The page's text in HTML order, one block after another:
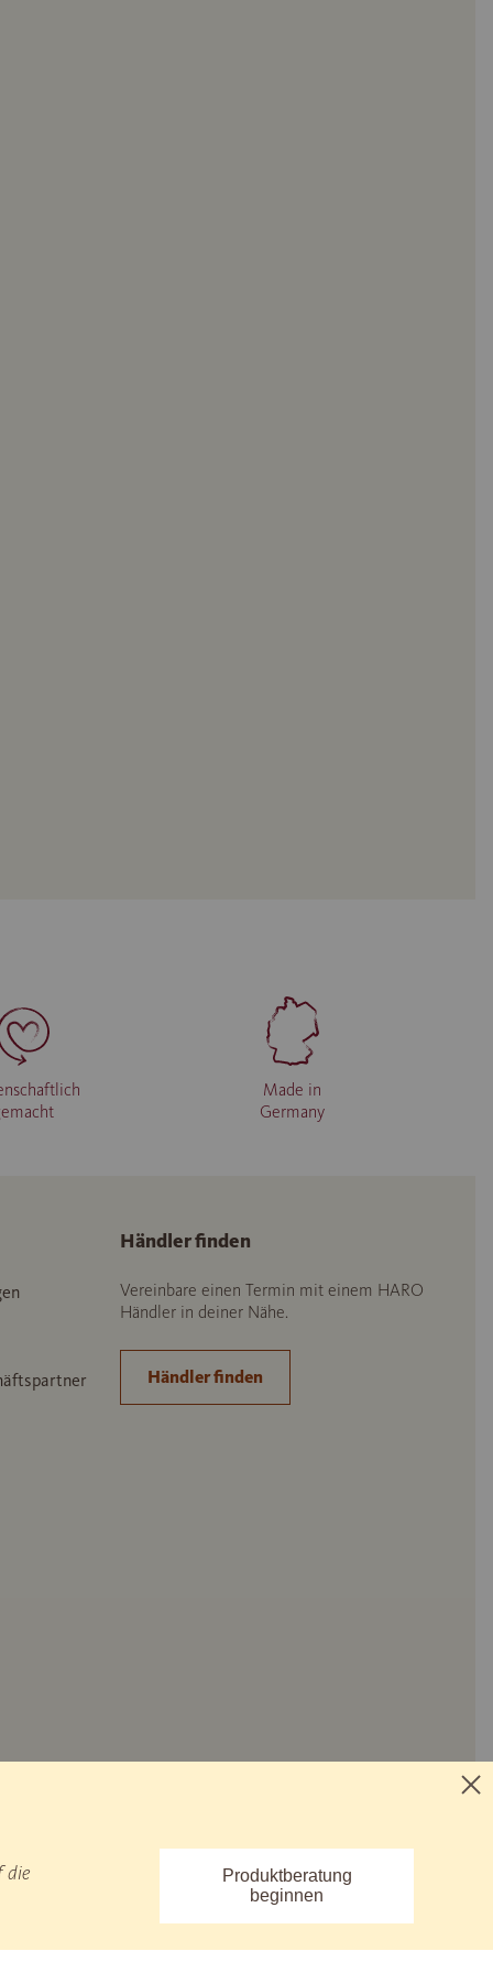
die
Produktberatung
beginnen
Made in
Germany
Händler finden
Vereinbare einen Termin mit einem HARO
Händler in deiner Nähe.
Händler finden